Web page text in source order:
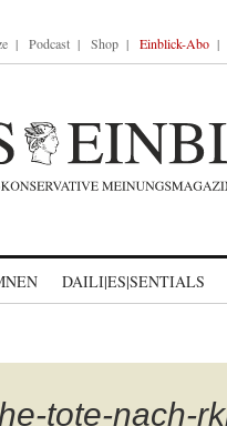
Podcast Shop Einblick-Abo
DAILI|ES|SENTIALS
tote-nach-